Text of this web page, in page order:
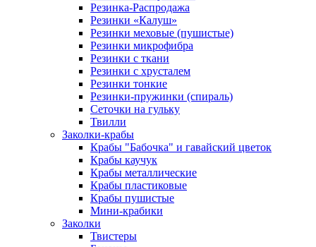
Резинка-Распродажа
Резинки «Калуш»
Резинки меховые (пушистые)
Резинки микрофибра
Резинки с ткани
Резинки с хрусталем
Резинки тонкие
Резинки-пружинки (спираль)
Сеточки на гульку
Твилли
Заколки-крабы
Крабы "Бабочка" и гавайский цветок
Крабы каучук
Крабы металлические
Крабы пластиковые
Крабы пушистые
Мини-крабики
Заколки
Твистеры